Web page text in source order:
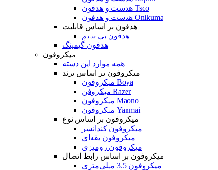
هدست و هدفون Tsco
هدست و هدفون Onikuma
هدفون بر اساس قابلیت
هدفون بی سیم
هدفون گیمینگ
میکروفون
همه موارد این دسته
میکروفون بر اساس برند
میکروفون Boya
میکروفن Razer
میکروفون Maono
میکروفون Yanmai
میکروفون بر اساس نوع
میکروفون کندانسر
میکروفون یقه‌ای
میکروفون رومیزی
میکروفون بر اساس رابط اتصال
میکروفون 3.5 میلی‌متری